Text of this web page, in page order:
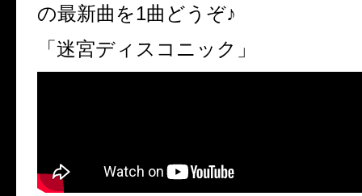
の最新曲を1曲どうぞ♪
「迷宮ディスコニック」